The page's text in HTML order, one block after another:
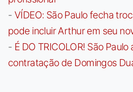
- VÍDEO: São Paulo fecha
pode incluir Arthur em seu
- É DO TRICOLOR! São
contratação de Domingos